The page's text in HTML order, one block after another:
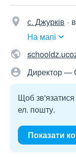
с. Джурків
На мапі
Директор —
Щоб зв'язатися
ел. пошту.
Показати